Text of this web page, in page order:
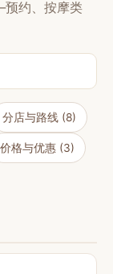
约、按摩类
分店与路线 (8)
价格与优惠 (3)